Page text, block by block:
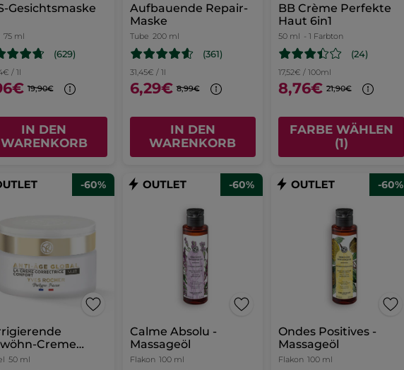
Gesichtsmaske
75 ml
(629)
/ 1l
19,90€
IN DEN
WARENKORB
Aufbauende Repair-
Maske
Tube 200 ml
(361)
31,45€ / 1l
6,29€ 8,99€
IN DEN
WARENKORB
BB Crème Perfekte
Haut 6in1
50 ml - 1 Farbton
(24)
17,52€ / 100ml
8,76€ 21,90€
FARBE WÄHLEN
(1)
-60%
Creme
50 ml
50 ml
-60%
Calme Absolu -
Massageöl
Flakon 100 ml
-60%
Ondes Positives -
Massageöl
Flakon 100 ml